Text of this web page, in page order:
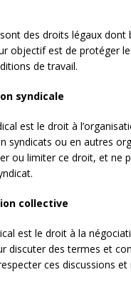
des droits légaux
objectif est de protéger
de travail.
syndicale
est le droit à
syndicats ou en autres
ou limiter ce droit, et ne
collective
est le droit à la
discuter des termes et
ces discussions